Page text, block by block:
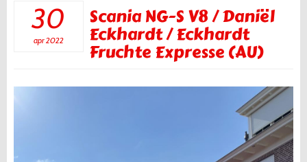
30
apr 2022
Scania NG-S V8 / Daniël
Eckhardt / Eckhardt
Fruchte Expresse (AU)